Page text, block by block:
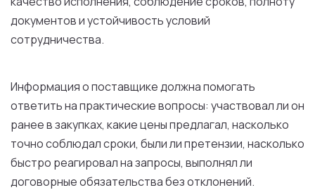
документов и устойчивость условий
сотрудничества.
Информация о поставщике должна помогать
ответить на практические вопросы: участвовал ли он
ранее в закупках, какие цены предлагал, насколько
точно соблюдал сроки, были ли претензии, насколько
быстро реагировал на запросы, выполнял ли
договорные обязательства без отклонений.